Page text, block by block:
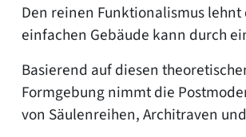
Den reinen Funktionalismus
einfachen Gebäude kann durch
Basierend auf diesen
Formgebung nimmt die
von Säulenreihen, Architraven